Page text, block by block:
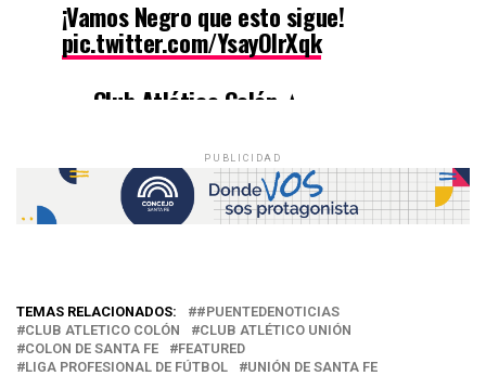
¡Vamos Negro que esto sigue!
pic.twitter.com/YsayOIrXqk
— Club Atlético Colón ⭐
PUBLICIDAD
TEMAS RELACIONADOS:
#PUENTEDENOTICIAS
CLUB ATLETICO COLÓN
CLUB ATLÉTICO UNIÓN
COLON DE SANTA FE
FEATURED
LIGA PROFESIONAL DE FÚTBOL
UNIÓN DE SANTA FE